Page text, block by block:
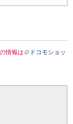
情報は
ドコモショッ